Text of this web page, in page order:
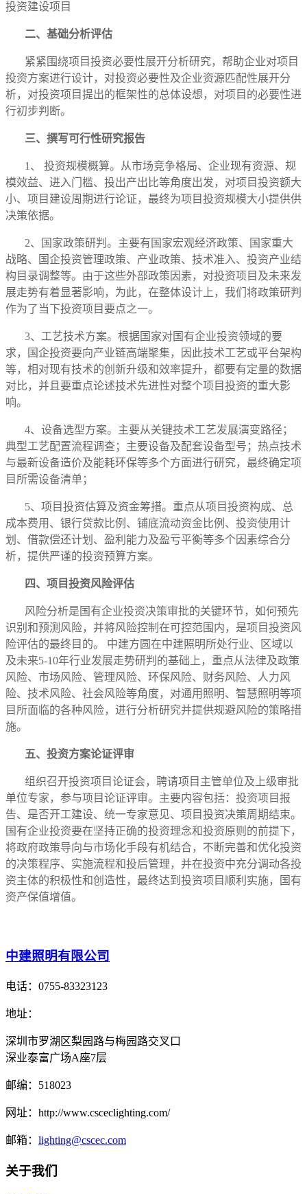
投资建设项目
二、基础分析评估
紧紧围绕项目投资必要性展开分析研究，帮助企业对项目
投资方案进行设计，对投资必要性及企业资源匹配性展开分
析，对投资项目提出的框架性的总体设想，对项目的必要性进
行初步判断。
三、撰写可行性研究报告
1、 投资规模概算。从市场竞争格局、企业现有资源、规
模效益、进入门槛、投出产出比等角度出发，对项目投资额大
小、项目建设周期进行论证，最终为项目投资规模大小提供供
决策依据。
2、国家政策研判。主要有国家宏观经济政策、国家重大
战略、国企投资管理政策、产业政策、技术准入、投资产业结
构目录调整等。由于这些外部政策因素，对投资项目及未来发
展走势有着显著影响，为此，在整体设计上，我们将政策研判
作为了当下投资项目要点之一。
3、工艺技术方案。根据国家对国有企业投资领域的要
求，国企投资要向产业链高端聚集，因此技术工艺或平台架构
等，相对现有技术的创新升级和效率提升，都要有定量的数据
对比，并且要重点论述技术先进性对整个项目投资的重大影
响。
4、设备选型方案。主要从关键技术工艺发展演变路径；
典型工艺配置流程调查；主要设备及配套设备型号；热点技术
与最新设备造价及能耗环保等多个方面进行研究，最终确定项
目所需设备清单；
5、项目投资估算及资金筹措。重点从项目投资构成、总
成本费用、银行贷款比例、铺底流动资金比例、投资使用计
划、借款偿还计划、盈利能力及盈亏平衡等多个因素综合分
析，提供严谨的投资预算方案。
四、项目投资风险评估
风险分析是国有企业投资决策审批的关键环节，如何预先
识别和预测风险，并将风险控制在可控范围内，是项目投资风
险评估的最终目的。 中建方圆在中建照明所处行业、区域以
及未来5-10年行业发展走势研判的基础上，重点从法律及政策
风险、市场风险、管理风险、环保风险、财务风险、人力风
险、技术风险、社会风险等角度，对通用照明、智慧照明等项
目所面临的各种风险，进行分析研究并提供规避风险的策略措
施。
五、投资方案论证评审
组织召开投资项目论证会，聘请项目主管单位及上级审批
单位专家，参与项目论证评审。主要内容包括：投资项目报
告、是否开工建设、统一专家意见、项目投资决策周期结束。
国有企业投资要在坚持正确的投资理念和投资原则的前提下，
将政府政策导向与市场化手段有机结合，不断完善和优化投资
的决策程序、实施流程和投后管理，并在投资中充分调动各投
资主体的积极性和创造性，最终达到投资项目顺利实施，国有
资产保值增值。
中建照明有限公司
电话： 0755-83323123
地址：
深圳市罗湖区梨园路与梅园路交叉口
深业泰富广场A座7层
邮编： 518023
网址： http://www.csceclighting.com/
邮箱： lighting@cscec.com
关于我们